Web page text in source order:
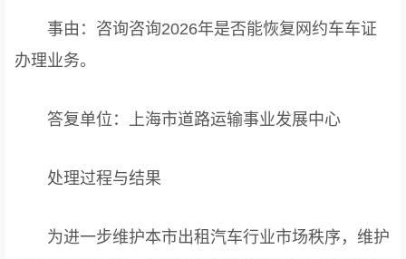
事由：咨询咨询2026年是否能恢复网约车车证
办理业务。
答复单位：上海市道路运输事业发展中心
处理过程与结果
为进一步维护本市出租汽车行业市场秩序，维护